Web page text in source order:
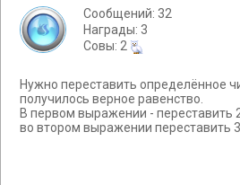
Сообщений: 32
Награды: 3
Cовы: 2
Нужно переставить определённое
получилось верное равенство.
В первом выражении - переставить
во втором выражении переставить